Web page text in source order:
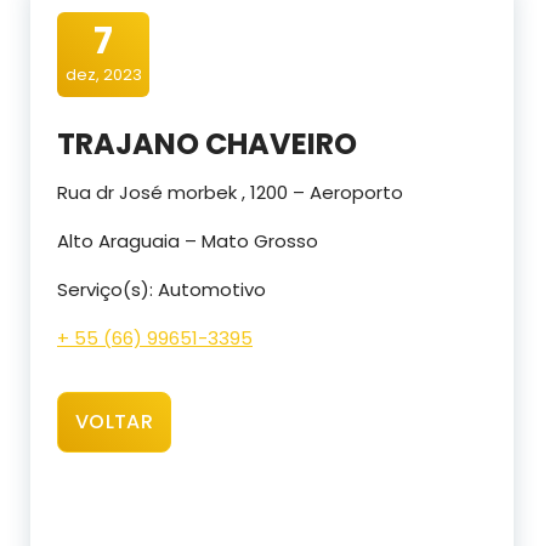
7
dez, 2023
TRAJANO CHAVEIRO
Rua dr José morbek , 1200 – Aeroporto
Alto Araguaia – Mato Grosso
Serviço(s): Automotivo
+ 55 (66) 99651-3395
VOLTAR